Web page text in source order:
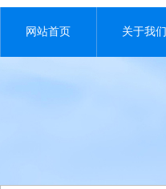
网站首页 关于我们